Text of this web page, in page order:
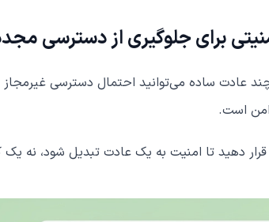
برای جلوگیری از دسترسی
عادت ساده می‌توانید احتمال دسترسی
است.
قرار دهید تا امنیت به یک عادت تبدیل شود، نه